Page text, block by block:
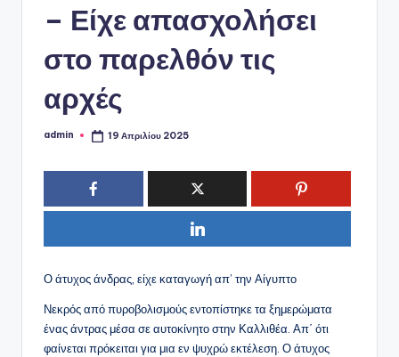
– Είχε απασχολήσει
στο παρελθόν τις
αρχές
Συγγραφέας:
admin 19 Απριλίου 2025
Ο άτυχος άνδρας, είχε καταγωγή απ’ την Αίγυπτο
Νεκρός από πυροβολισμούς εντοπίστηκε τα ξημερώματα
ένας άντρας μέσα σε αυτοκίνητο στην Καλλιθέα. Απ΄ ότι
φαίνεται πρόκειται για μια εν ψυχρώ εκτέλεση. Ο άτυχος